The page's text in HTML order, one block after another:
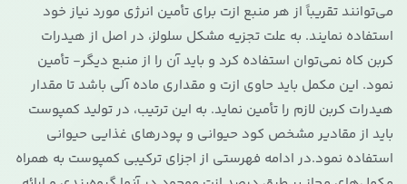
می‌توانند تقریباً از هر منبع ازت برای تأمین انرژی مورد نیاز خود
استفاده نمایند. به علت تجزیه مشکل سلولز، در اصل از هیدرات
کربن کاه نمی‌توان استفاده کرد و باید آن را از منبع دیگر- تأمین
نمود. این مکمل باید حاوی ازت و مقداری ماده آلی باشد تا مقدار
هیدرات کربن لازم را تأمین نماید. به این ترتیب، در تولید کمپوست
باید از مقادیر مشخص کود حیوانی و پودرهای غذایی حیوانی
استفاده نمود.در ادامه فهرستی از اجزای ترکیبی کمپوست به همراه